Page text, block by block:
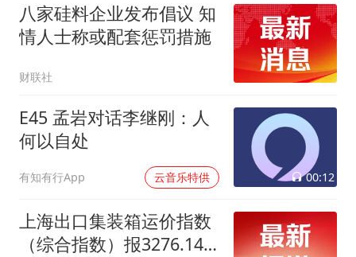
八家硅料企业发布倡议 知
情人士称或配套惩罚措施
财联社
E45 孟岩对话李继刚：人
何以自处
有知有行App 云音乐特供 00:12
上海出口集装箱运价指数
（综合指数）报3276.14